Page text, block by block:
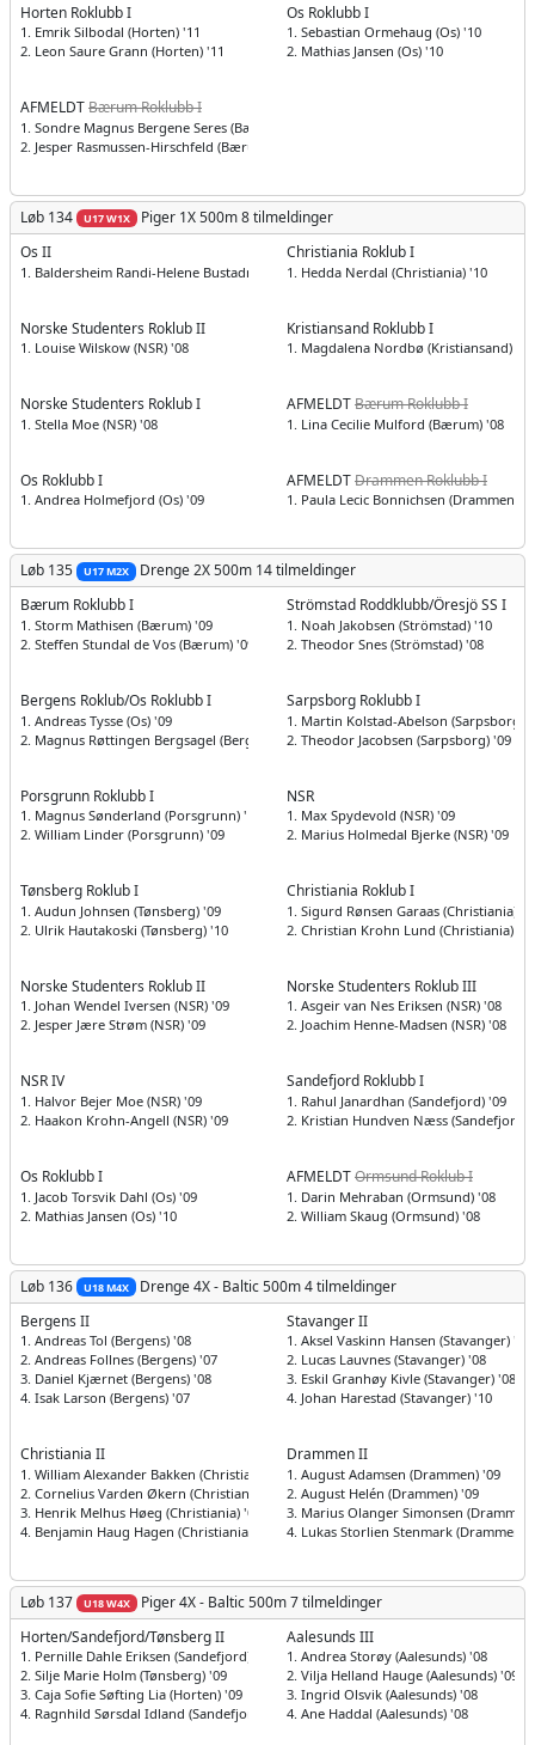
Horten Roklubb I
1. Emrik Silbodal (Horten) '11
2. Leon Saure Grann (Horten) '11
Os Roklubb I
1. Sebastian Ormehaug (Os) '10
2. Mathias Jansen (Os) '10
AFMELDTBærum Roklubb I
1. Sondre Magnus Bergene Seres (Bærum) '10
2. Jesper Rasmussen-Hirschfeld (Bærum) '10
Løb 134 U17 W1X Piger 1X 500m8 tilmeldinger
Os II
1. Baldersheim Randi-Helene Bustadmo (Os) '09
Christiania Roklub I
1. Hedda Nerdal (Christiania) '10
Norske Studenters Roklub II
1. Louise Wilskow (NSR) '08
Kristiansand Roklubb I
1. Magdalena Nordbø (Kristiansand) '09
Norske Studenters Roklub I
1. Stella Moe (NSR) '08
AFMELDTBærum Roklubb I
1. Lina Cecilie Mulford (Bærum) '08
Os Roklubb I
1. Andrea Holmefjord (Os) '09
AFMELDTDrammen Roklubb I
1. Paula Lecic Bonnichsen (Drammen)
Løb 135 U17 M2X Drenge2X 500m 14 tilmeldinger
Bærum Roklubb I
1. Storm Mathisen (Bærum) '09
2. Steffen Stundal de Vos (Bærum) '09
Strömstad Roddklubb/Öresjö SS I
1. Noah Jakobsen (Strömstad) '10
2. Theodor Snes (Strömstad) '08
Bergens Roklub/Os Roklubb I
1. Andreas Tysse (Os) '09
2. Magnus Røttingen Bergsagel (Bergens) '08
Sarpsborg Roklubb I
1. Martin Kolstad-Abelson (Sarpsborg)
2. Theodor Jacobsen (Sarpsborg) '09
Porsgrunn Roklubb I
1. Magnus Sønderland (Porsgrunn) '11
2. William Linder (Porsgrunn) '09
NSR
1. Max Spydevold (NSR) '09
2. Marius Holmedal Bjerke (NSR) '09
Tønsberg Roklub I
1. Audun Johnsen (Tønsberg) '09
2. Ulrik Hautakoski (Tønsberg) '10
Christiania Roklub I
1. Sigurd Rønsen Garaas (Christiania)
2. Christian Krohn Lund (Christiania) '09
Norske Studenters Roklub II
1. Johan Wendel Iversen (NSR) '09
2. Jesper Jære Strøm (NSR) '09
Norske Studenters Roklub III
1. Asgeir van Nes Eriksen (NSR) '08
2. Joachim Henne-Madsen (NSR) '08
NSR IV
1. Halvor Bejer Moe (NSR) '09
2. Haakon Krohn-Angell (NSR) '09
Sandefjord Roklubb I
1. Rahul Janardhan (Sandefjord) '09
2. Kristian Hundven Næss (Sandefjord)
Os Roklubb I
1. Jacob Torsvik Dahl (Os) '09
2. Mathias Jansen (Os) '10
AFMELDTOrmsund Roklub I
1. Darin Mehraban (Ormsund) '08
2. William Skaug (Ormsund) '08
Løb 136 U18 M4X Drenge4X - Baltic 500m4 tilmeldinger
Bergens II
1. Andreas Tol (Bergens) '08
2. Andreas Follnes (Bergens) '07
3. Daniel Kjærnet (Bergens) '08
4. Isak Larson (Bergens) '07
Stavanger II
1. Aksel Vaskinn Hansen (Stavanger) '09
2. Lucas Lauvnes (Stavanger) '08
3. Eskil Granhøy Kivle (Stavanger) '08
4. Johan Harestad (Stavanger) '10
Christiania II
1. William Alexander Bakken (Christiania) '07
2. Cornelius Varden Økern (Christiania) '07
3. Henrik Melhus Høeg (Christiania) '07
4. Benjamin Haug Hagen (Christiania) '07
Drammen II
1. August Adamsen (Drammen) '09
2. August Helén (Drammen) '09
3. Marius Olanger Simonsen
4. Lukas Storlien Stenmark (Drammen)
Løb 137 U18 W4X Piger4X - Baltic 500m7 tilmeldinger
Horten/Sandefjord/Tønsberg II
1. Pernille Dahle Eriksen (Sandefjord) '09
2. Silje Marie Holm (Tønsberg) '09
3. Caja Sofie Søfting Lia (Horten) '09
4. Ragnhild Sørsdal Idland (Sandefjord) '09
Aalesunds III
1. Andrea Storøy (Aalesunds) '08
2. Vilja Helland Hauge (Aalesunds) '09
3. Ingrid Olsvik (Aalesunds) '08
4. Ane Haddal (Aalesunds) '08